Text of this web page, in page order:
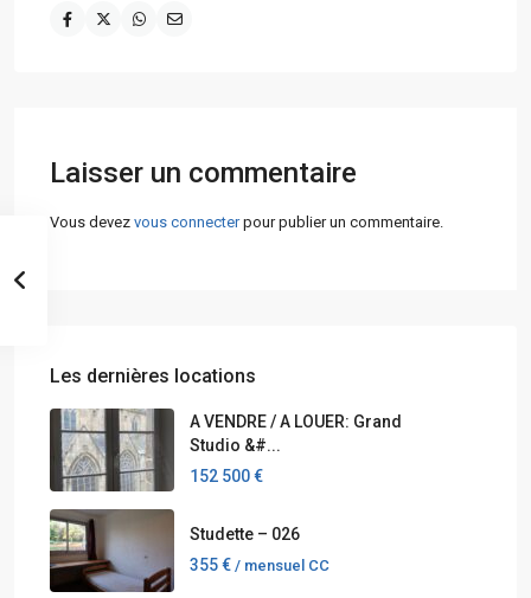
Laisser un commentaire
Vous devez vous connecterpour publier un commentaire.
Les dernières locations
A VENDRE / A LOUER: Grand
Studio &#...
152 500 €
Studette – 026
355 € / mensuel CC